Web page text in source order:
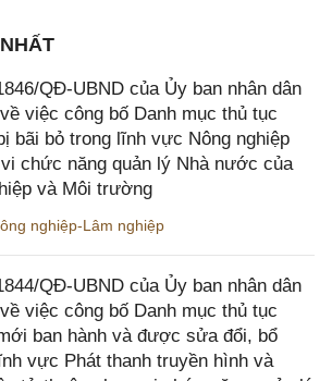
QĐ-UBND của Ủy ban nhân dân
việc công bố Danh mục thủ tục
bãi bỏ trong lĩnh vực Nông nghiệp
chức năng quản lý Nhà nước của
và Môi trường
nghiệp-Lâm nghiệp
QĐ-UBND của Ủy ban nhân dân
việc công bố Danh mục thủ tục
ban hành và được sửa đổi, bổ
vực Phát thanh truyền hình và